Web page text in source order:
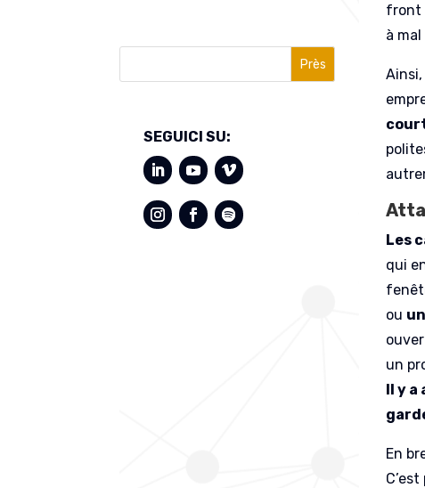
Près
SEGUICI SU:
front
à
Les
qui
ou
un
Il y a
En